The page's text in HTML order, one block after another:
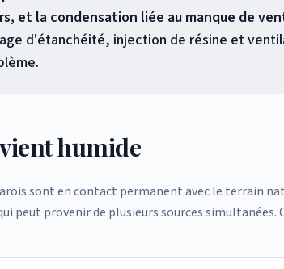
et la condensation liée au manque de
d'étanchéité, injection de résine et
humide
sont en contact permanent avec le terrain
provenir de plusieurs sources simultanées.